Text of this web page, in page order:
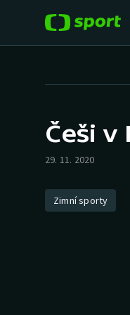
Hokej
Atletika
Češi
29. 11. 2020
Zimní sporty